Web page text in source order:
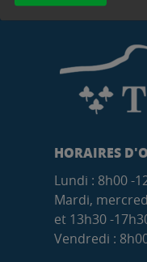
HORAIRES
Lundi : 8h00 -
Mardi,
et 13h30 -
Vendredi :